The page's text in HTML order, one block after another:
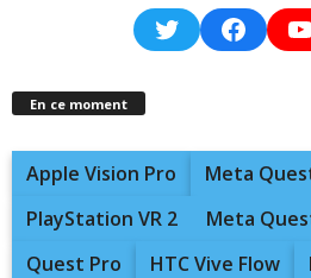
Twitter
En ce moment
Apple Vision Pro
Meta
PlayStation VR 2
Meta
Quest Pro
HTC Vive Flow